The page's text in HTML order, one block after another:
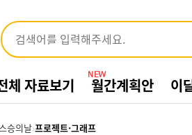
체 자료보기 NEW
월간계획안 이
승의날›프로젝트·그래프